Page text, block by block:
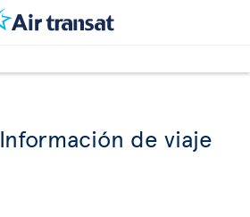
Información de viaje